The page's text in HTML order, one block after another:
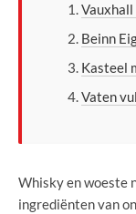
Beinn
Kasteel
Vaten
Whisky en woeste
ingrediënten van